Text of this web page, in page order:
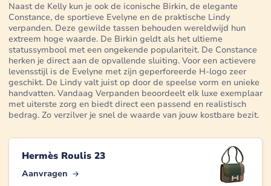
Naast de Kelly kun je ook de iconische Birkin, de elegante
Constance, de sportieve Evelyne en de praktische Lindy
verpanden. Deze gewilde tassen behouden wereldwijd hun
extreem hoge waarde. De Birkin geldt als het ultieme
statussymbool met een ongekende populariteit. De Constance
herken je direct aan de opvallende sluiting. Voor een actievere
levensstijl is de Evelyne met zijn geperforeerde H-logo zeer
geschikt. De Lindy valt juist op door de speelse vorm en unieke
handvatten. Vandaag Verpanden beoordeelt elk luxe exemplaar
met uiterste zorg en biedt direct een passend en realistisch
bedrag. Zo verzilver je snel de waarde van jouw kostbare bezit.
Hermès Roulis 23
Aanvragen